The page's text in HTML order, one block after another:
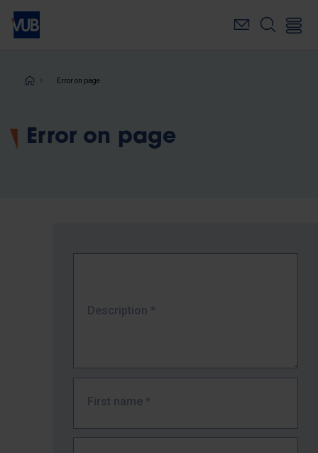
Skip
main
Breadcrumb
Error on page
Error on page
Description *
First name *